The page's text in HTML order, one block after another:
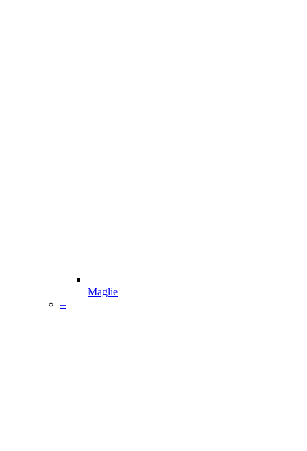
Maglie
–